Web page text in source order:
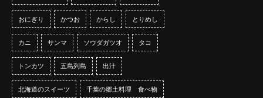
おにぎり かつお からし とりめし
カニ サンマ ソウダガツオ タコ
トンカツ 五島列島 出汁
北海道のスイーツ 千葉の郷土料理 食べ物